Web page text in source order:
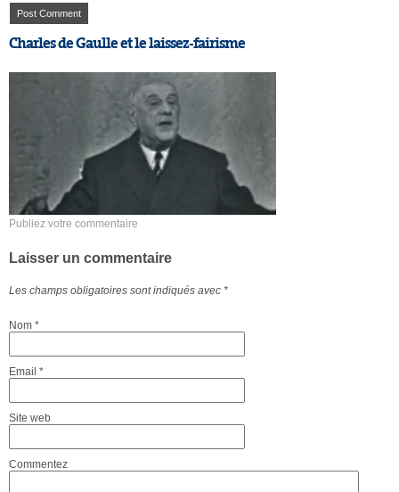
Charles de Gaulle et le laissez-fairisme
Publiez votre commentaire
Laisser un commentaire
Les champs obligatoires sont indiqués avec *
Nom *
Email *
Site web
Commentez